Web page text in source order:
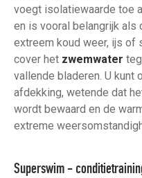
voegt isolatiewaarde toe
en is vooral belangrijk als
extreem koud weer, ijs of
cover het zwemwater
vallende bladeren. U kunt
afdekking, wetende dat
wordt bewaard en de
extreme
Superswim -